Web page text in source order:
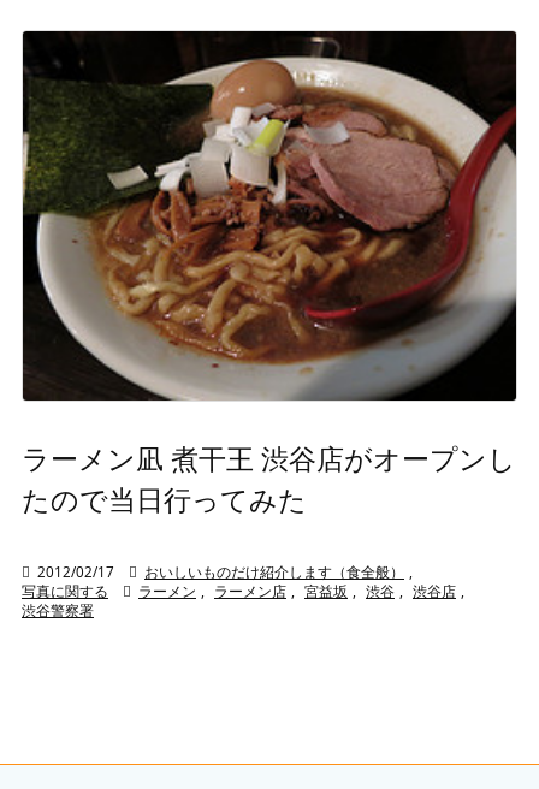
ラーメン凪 煮干王 渋谷店がオープンし
たので当日行ってみた
 2012/02/17  おいしいものだけ紹介します（食全般）
,
写真に関する
 ラーメン , ラーメン店 , 宮益坂 , 渋谷 , 渋谷店 ,
渋谷警察署